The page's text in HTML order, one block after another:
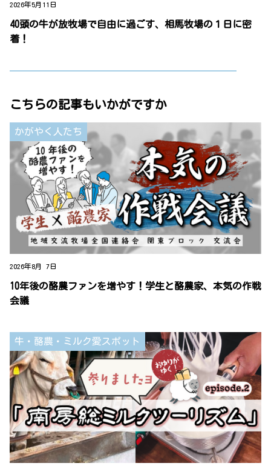
2026年5月11日
40頭の牛が放牧場で自由に過ごす、相馬牧場の１日に密
着！
こちらの記事もいかがですか
かがやく人たち
2026年8月 7日
10年後の酪農ファンを増やす！学生と酪農家、本気の作戦
会議
牛・酪農・ミルク愛スポット